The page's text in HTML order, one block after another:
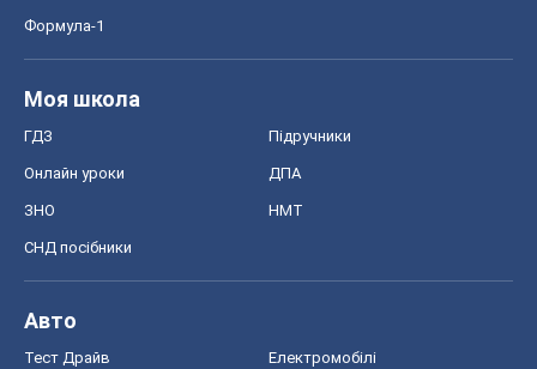
Формула-1
Моя школа
ГДЗ Підручники
Онлайн уроки ДПА
ЗНО НМТ
СНД посібники
Авто
Тест Драйв Електромобілі